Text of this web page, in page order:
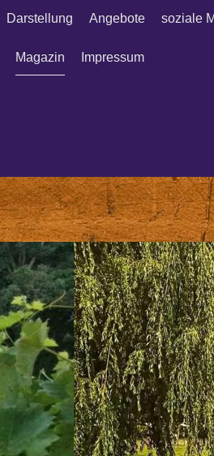
Darstellung Angebote soziale
Magazin Impressum